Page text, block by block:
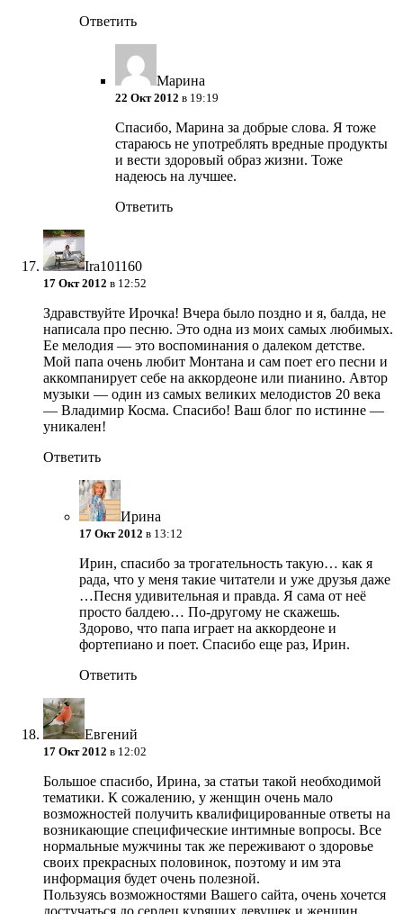
Ответить
Марина
22 Окт 2012 в 19:19
Спасибо, Марина за добрые слова. Я тоже
стараюсь не употреблять вредные продукты
и вести здоровый образ жизни. Тоже
надеюсь на лучшее.
Ответить
Ira101160
17 Окт 2012 в 12:52
Здравствуйте Ирочка! Вчера было поздно и я, балда, не
написала про песню. Это одна из моих самых любимых.
Ее мелодия — это воспоминания о далеком детстве.
Мой папа очень любит Монтана и сам поет его песни и
аккомпанирует себе на аккордеоне или пианино. Автор
музыки — один из самых великих мелодистов 20 века
— Владимир Косма. Спасибо! Ваш блог по истинне —
уникален!
Ответить
Ирина
17 Окт 2012 в 13:12
Ирин, спасибо за трогательность такую… как я
рада, что у меня такие читатели и уже друзья даже
…Песня удивительная и правда. Я сама от неё
просто балдею… По-другому не скажешь.
Здорово, что папа играет на аккордеоне и
фортепиано и поет. Спасибо еще раз, Ирин.
Ответить
Евгений
17 Окт 2012 в 12:02
Большое спасибо, Ирина, за статьи такой необходимой
тематики. К сожалению, у женщин очень мало
возможностей получить квалифицированные ответы на
возникающие специфические интимные вопросы. Все
нормальные мужчины так же переживают о здоровье
своих прекрасных половинок, поэтому и им эта
информация будет очень полезной.
Пользуясь возможностями Вашего сайта, очень хочется